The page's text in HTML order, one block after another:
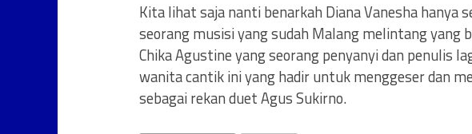
Kita lihat saja nanti benarkah Diana Vanesha hanya
seorang musisi yang sudah Malang melintang yang
Chika Agustine yang seorang penyanyi dan penulis
wanita cantik ini yang hadir untuk menggeser dan
sebagai rekan duet Agus Sukirno.